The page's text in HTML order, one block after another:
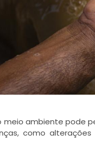
meio ambiente pode
como